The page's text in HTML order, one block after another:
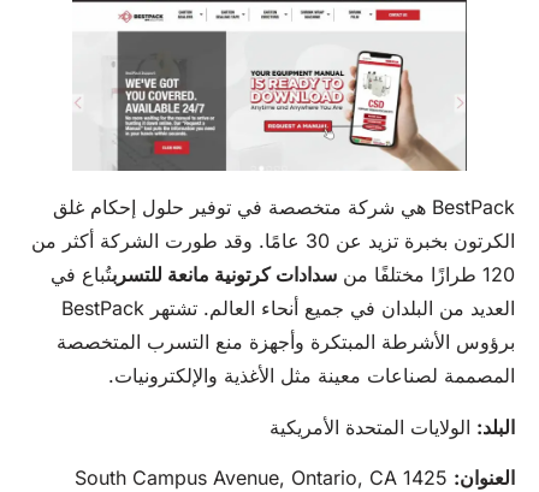
BestPack هي شركة متخصصة في توفير حلول إحكام غلق
الكرتون بخبرة تزيد عن 30 عامًا. وقد طورت الشركة أكثر من
120 طرازًا مختلفًا من
سدادات كرتونية مانعة للتسربتُباع في
العديد من البلدان في جميع أنحاء العالم. تشتهر BestPack
برؤوس الأشرطة المبتكرة وأجهزة منع التسرب المتخصصة
المصممة لصناعات معينة مثل الأغذية والإلكترونيات.
البلد: الولايات المتحدة الأمريكية
العنوان:
1425 South Campus Avenue, Ontario, CA